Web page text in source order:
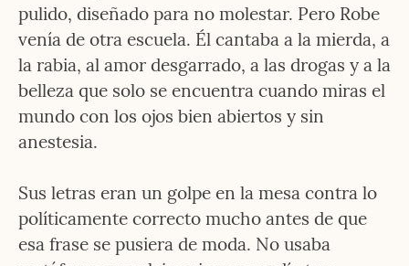
pulido, diseñado para no molestar. Pero Robe
venía de otra escuela. Él cantaba a la mierda, a
la rabia, al amor desgarrado, a las drogas y a la
belleza que solo se encuentra cuando miras el
mundo con los ojos bien abiertos y sin
anestesia.
Sus letras eran un golpe en la mesa contra lo
políticamente correcto mucho antes de que
esa frase se pusiera de moda. No usaba